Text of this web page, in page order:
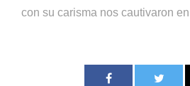
con su carisma nos cautivaron